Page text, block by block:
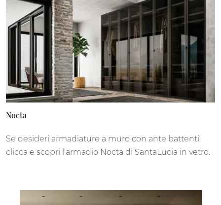
Nocta
Se desideri armadiature a muro con ante battenti,
clicca e scopri l'armadio Nocta di SantaLucia in vetro.